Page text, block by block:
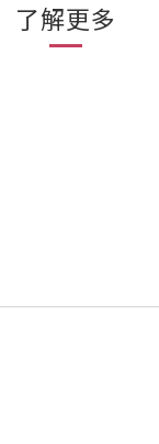
了解更多